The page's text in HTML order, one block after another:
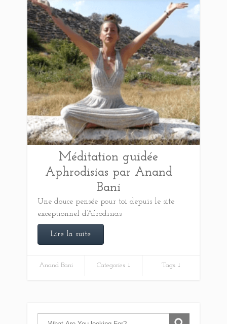
Méditation guidée
Aphrodisias par Anand
Bani
Une douce pensée pour toi depuis le site
exceptionnel d’Afrodisias
Lire la suite
Anand Bani Categories ↓ Tags ↓